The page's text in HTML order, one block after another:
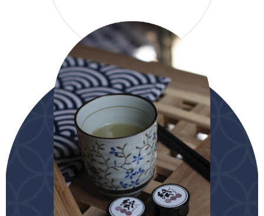
２．關於個人資料處理事宜，請瀏覽以下網址：
https://aftee.tw/terms/#terms3
３．未成年的使用者請事先徵得法定代理人或監護人之同意方可使用
「AFTEE先享後付」，若未經同意申辦者引起之損失，本公司不負相關責
４．使用「AFTEE先享後付」時，將依據個別帳號之用戶狀況，依本公司即
時審查核予不同之上限額度；若仍有額度不足之情形，本公司將視審查結果
請求用戶進行身份認證。
５．嚴禁一人註冊多個帳號或使用他人資訊註冊。若發現惡意使用之情形，
恩沛科技股份有限公司將有權停止該用戶之使用額度並採取法律行動。